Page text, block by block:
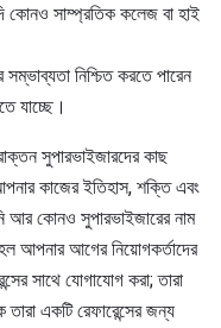
কোনও সাম্প্রতিক কলেজ বা হাই
নিশ্চিত করতে পারেন
যাচ্ছে।
সুপারভাইজারদের কাছ
কাজের ইতিহাস, শক্তি এবং
কোনও সুপারভাইজারের নাম
হল আপনার আগের নিয়োগকর্তাদের
সাথে যোগাযোগ করা; তারা
একটি রেফারেন্সের জন্য